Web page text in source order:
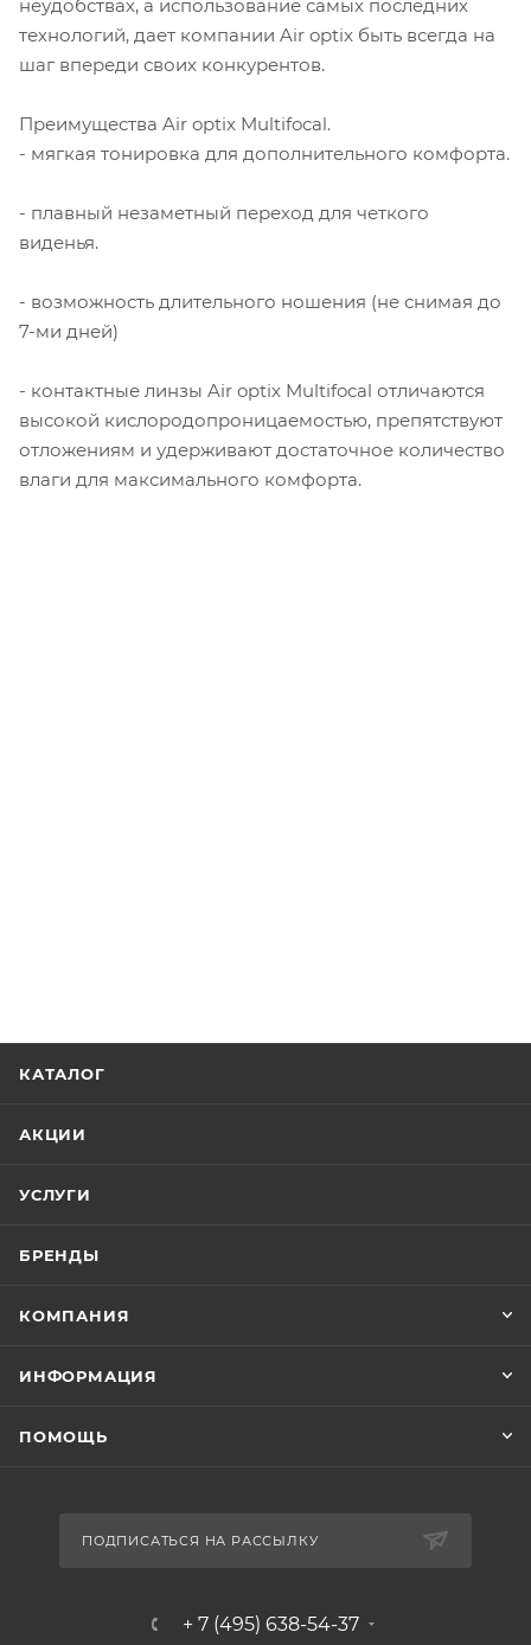
неудобствах, а использование самых последних
технологий, дает компании Air optix быть всегда на
шаг впереди своих конкурентов.
Преимущества Air optix Multifocal.
- мягкая тонировка для дополнительного комфорта.
- плавный незаметный переход для четкого
виденья.
- возможность длительного ношения (не снимая до
7-ми дней)
- контактные линзы Air optix Multifocal отличаются
высокой кислородопроницаемостью, препятствуют
отложениям и удерживают достаточное количество
влаги для максимального комфорта.
КАТАЛОГ
АКЦИИ
УСЛУГИ
БРЕНДЫ
КОМПАНИЯ
ИНФОРМАЦИЯ
ПОМОЩЬ
ПОДПИСАТЬСЯ НА РАССЫЛКУ
+ 7 (495) 638-54-37